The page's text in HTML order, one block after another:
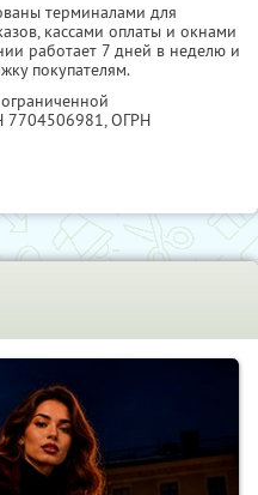
терминалами для
кассами оплаты и окнами
работает 7 дней в неделю и
покупателям.
7704506981, ОГРН